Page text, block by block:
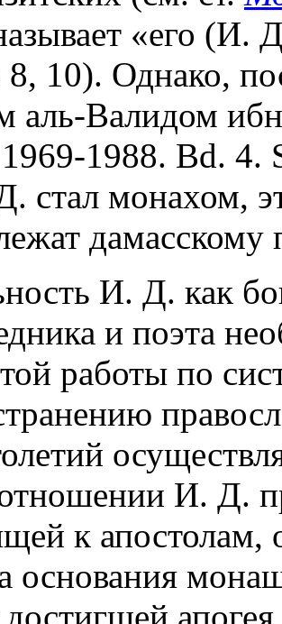
«его (И.
8, 10). Однако,
аль-Валидом
1969-1988. Bd. 4.
стал монахом,
дамасскому
И. Д. как
и поэта
работы по
И. Д.
к апостолам,
основания